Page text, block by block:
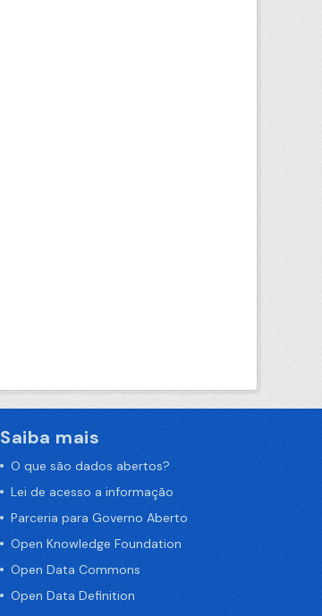
Saiba mais
O que são dados abertos?
Lei de acesso a informação
Parceria para Governo Aberto
Open Knowledge Foundation
Open Data Commons
Open Data Definition